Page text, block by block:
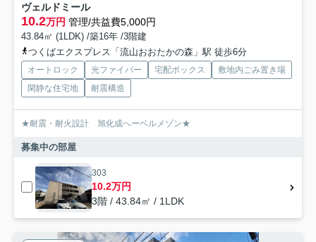
ヴェルドミール
10.2万円 管理/共益費5,000円
43.84㎡ (1LDK) /築16年 /3階建
つくばエクスプレス「流山おおたかの森」駅 徒歩6分
オートロック 光ファイバー 宅配ボックス
敷地内ごみ置き場
閑静な住宅地
耐震構造
★耐震・耐火設計 旭化成へーベルメゾン★
募集中の部屋
303
10.2万円
3階 / 43.84㎡ / 1LDK